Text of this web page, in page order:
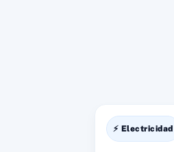
⚡ Electricidad